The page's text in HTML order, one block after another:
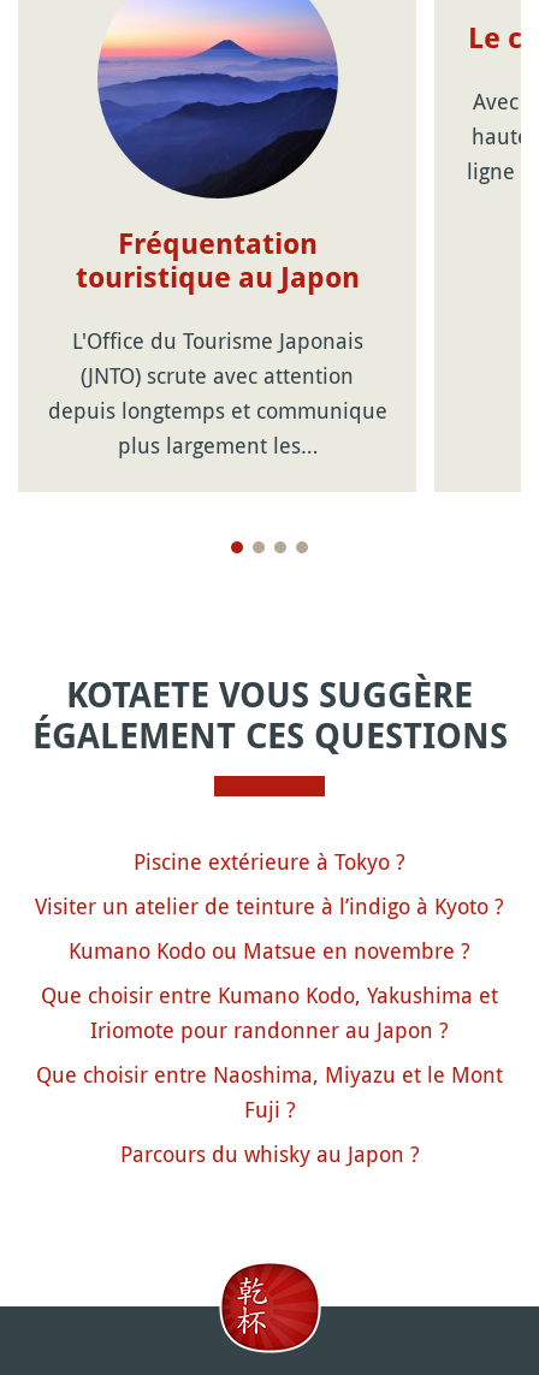
Fréquentation
touristique au Japon
L'Office du Tourisme Japonais
(JNTO) scrute avec attention
depuis longtemps et communique
plus largement les…
Le
Avec
haute
ligne
KOTAETE VOUS SUGGÈRE
ÉGALEMENT CES QUESTIONS
Piscine extérieure à Tokyo ?
Visiter un atelier de teinture à l’indigo à Kyoto ?
Kumano Kodo ou Matsue en novembre ?
Que choisir entre Kumano Kodo, Yakushima et
Iriomote pour randonner au Japon ?
Que choisir entre Naoshima, Miyazu et le Mont
Fuji ?
Parcours du whisky au Japon ?